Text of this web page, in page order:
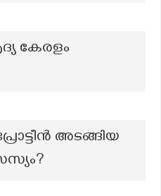
കേരളം
അടങ്ങിയ